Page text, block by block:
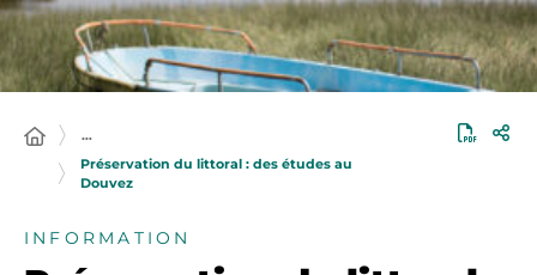
…
Préservation du littoral : des études au
Douvez
INFORMATION